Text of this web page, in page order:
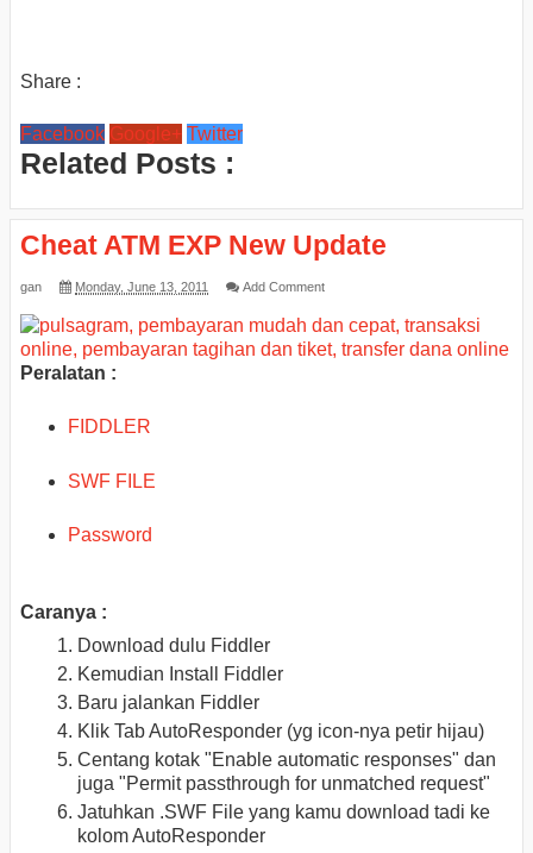
Share :
Facebook Google+ Twitter
Related Posts :
Cheat ATM EXP New Update
gan Monday, June 13, 2011 Add Comment
Peralatan :
FIDDLER
SWF FILE
Password
Caranya :
Download dulu Fiddler
Kemudian Install Fiddler
Baru jalankan Fiddler
Klik Tab AutoResponder (yg icon-nya petir hijau)
Centang kotak "Enable automatic responses" dan
juga "Permit passthrough for unmatched request"
Jatuhkan .SWF File yang kamu download tadi ke
kolom AutoResponder